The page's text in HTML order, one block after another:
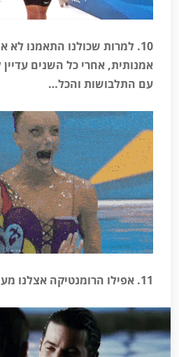
10. למרות שכולנו התאמנו
אמנותית, אחרי כל השנים
עם התלבושות והכל…
11. אפילו הרומנטיקה אצלנו מעורבת במים…
12. היינו רוצים לחשוב שאנו שוחים בכזה חן…